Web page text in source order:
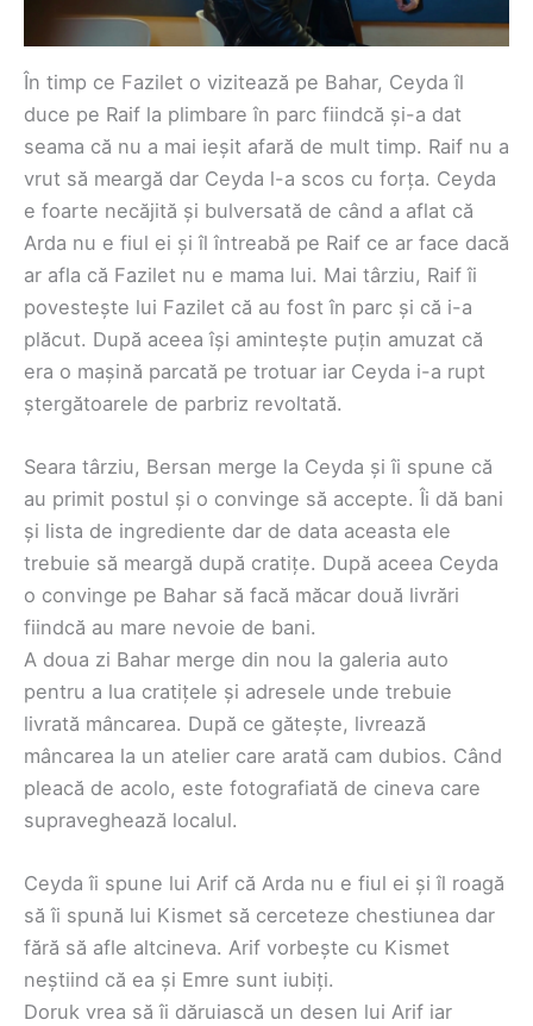
În timp ce Fazilet o vizitează pe Bahar, Ceyda îl
duce pe Raif la plimbare în parc fiindcă și-a dat
seama că nu a mai ieșit afară de mult timp. Raif nu a
vrut să meargă dar Ceyda l-a scos cu forța. Ceyda
e foarte necăjită și bulversată de când a aflat că
Arda nu e fiul ei și îl întreabă pe Raif ce ar face dacă
ar afla că Fazilet nu e mama lui. Mai târziu, Raif îi
povestește lui Fazilet că au fost în parc și că i-a
plăcut. După aceea își amintește puțin amuzat că
era o mașină parcată pe trotuar iar Ceyda i-a rupt
ștergătoarele de parbriz revoltată.
Seara târziu, Bersan merge la Ceyda și îi spune că
au primit postul și o convinge să accepte. Îi dă bani
și lista de ingrediente dar de data aceasta ele
trebuie să meargă după cratițe. După aceea Ceyda
o convinge pe Bahar să facă măcar două livrări
fiindcă au mare nevoie de bani.
A doua zi Bahar merge din nou la galeria auto
pentru a lua cratițele și adresele unde trebuie
livrată mâncarea. După ce gătește, livrează
mâncarea la un atelier care arată cam dubios. Când
pleacă de acolo, este fotografiată de cineva care
supraveghează localul.
Ceyda îi spune lui Arif că Arda nu e fiul ei și îl roagă
să îi spună lui Kismet să cerceteze chestiunea dar
fără să afle altcineva. Arif vorbește cu Kismet
neștiind că ea și Emre sunt iubiți.
Doruk vrea să îi dăruiască un desen lui Arif iar